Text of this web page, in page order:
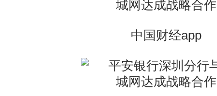
中国财经app